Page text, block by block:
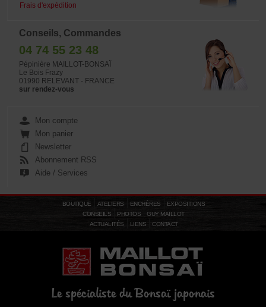
Frais d'expédition
Conseils, Commandes
04 74 55 23 48
Pépinière MAILLOT-BONSAÏ
Le Bois Frazy
01990 RELEVANT - FRANCE
sur rendez-vous
Mon compte
Mon panier
Newsletter
Abonnement RSS
Aide / Services
BOUTIQUE ATELIERS ENCHÈRES
EXPOSITIONS
CONSEILS
PHOTOS
GUY MAILLOT
ACTUALITÉS
LIENS CONTACT
Le spécialiste du Bonsaï japonais